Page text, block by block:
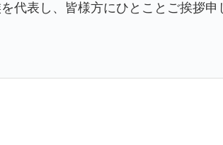
表し、皆様方にひとことご挨拶申